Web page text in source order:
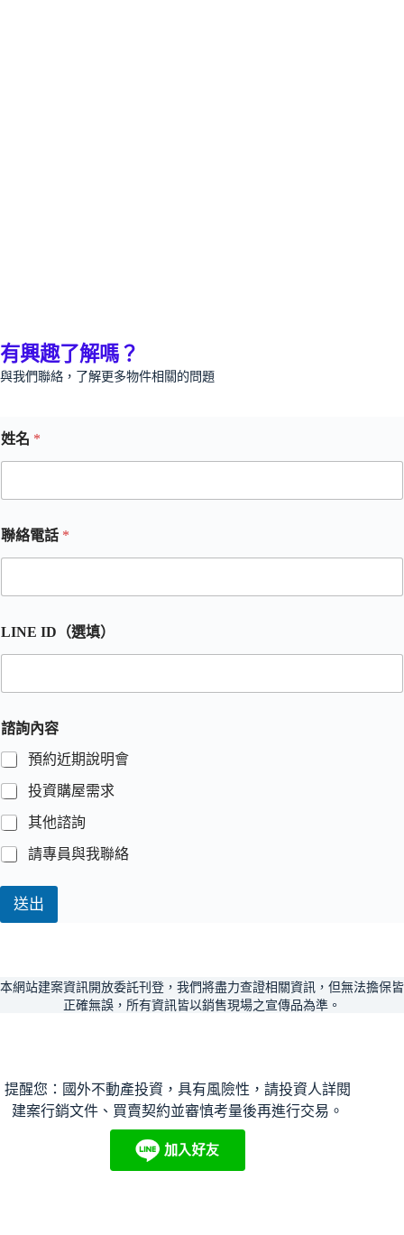
有興趣了解嗎？
與我們聯絡，了解更多物件相關的問題
姓名 *
聯絡電話 *
LINE ID（選填）
諮詢內容
預約近期說明會
投資購屋需求
其他諮詢
請專員與我聯絡
送出
本網站建案資訊開放委託刊登，我們將盡力查證相關資訊，但無法擔保皆
正確無誤，所有資訊皆以銷售現場之宣傳品為準。
提醒您：國外不動產投資，具有風險性，請投資人詳閱
建案行銷文件、買賣契約並審慎考量後再進行交易。